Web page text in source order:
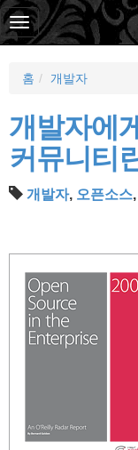
홈 개발자
개발자에
커뮤니티
개발자, 오픈소스,